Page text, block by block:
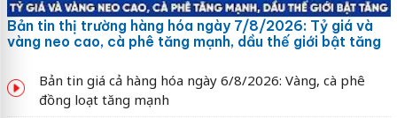
Bản tin thị trường hàng hóa ngày 7/8/2026: Tỷ giá và
vàng neo cao, cà phê tăng mạnh, dầu thế giới bật tăng
Bản tin giá cả hàng hóa ngày 6/8/2026: Vàng, cà phê
đồng loạt tăng mạnh